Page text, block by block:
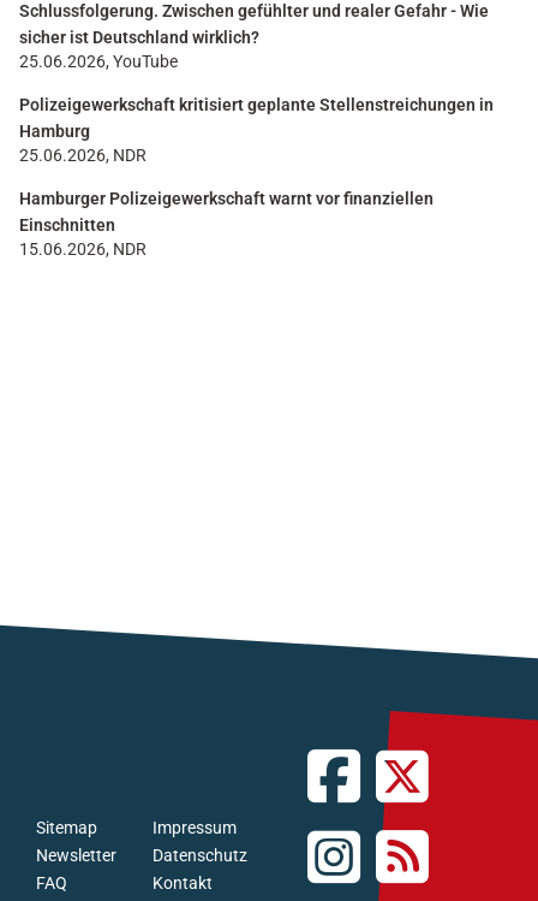
Schlussfolgerung. Zwischen gefühlter und realer Gefahr - Wie
sicher ist Deutschland wirklich?
25.06.2026, YouTube
Polizeigewerkschaft kritisiert geplante Stellenstreichungen in
Hamburg
25.06.2026, NDR
Hamburger Polizeigewerkschaft warnt vor finanziellen
Einschnitten
15.06.2026, NDR
FAQ
Newsletter
Sitemap
Kontakt
Datenschutz
Impressum